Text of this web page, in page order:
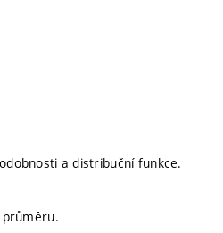
a distribuční funkce.
průměru.